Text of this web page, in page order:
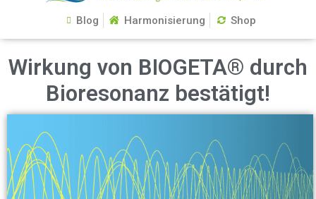
Blog Harmonisierung Shop
Wirkung von BIOGETA® durch
Bioresonanz bestätigt!